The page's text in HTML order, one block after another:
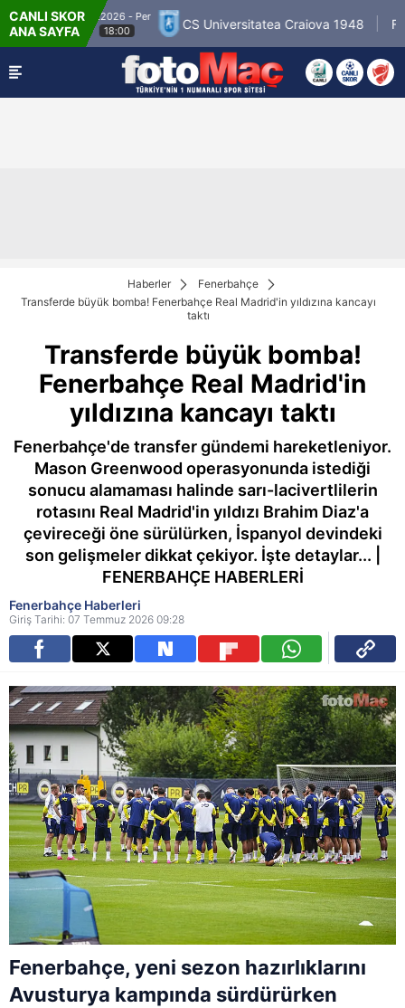
CANLI SKOR
ANA SAYFACS Universitatea Craiova 1948 FC Inter Turku
Haberler
Fenerbahçe
Transferde büyük bomba! Fenerbahçe Real Madrid'in yıldızına kancayı
taktı
Transferde büyük bomba!
Fenerbahçe Real Madrid'in
yıldızına kancayı taktı
Fenerbahçe'de transfer gündemi hareketleniyor.
Mason Greenwood operasyonunda istediği
sonucu alamaması halinde sarı-lacivertlilerin
rotasını Real Madrid'in yıldızı Brahim Diaz'a
çevireceği öne sürülürken, İspanyol devindeki
son gelişmeler dikkat çekiyor. İşte detaylar... |
FENERBAHÇE HABERLERİ
Fenerbahçe Haberleri
Giriş Tarihi: 07 Temmuz 2026 09:28
Fenerbahçe, yeni sezon hazırlıklarını
Avusturya kampında sürdürürken